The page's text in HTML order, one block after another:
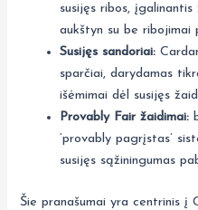
susijęs ribos,
aukštyn su be ribojimai
Susijęs sandoriai:
sparčiai, darydamas
išėmimai dėl susijęs
Provably Fair žaidimai:
‘provably pagrįstas’
susijęs sąžiningumas
Šie pranašumai yra centrinis į